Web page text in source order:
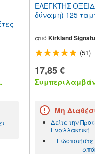
ΕΛΕΓΚΤΗΣ
δύναμη) 125
από Kirkland
(51)
17,85 €
Μη
Δείτε την
Εναλλακτική